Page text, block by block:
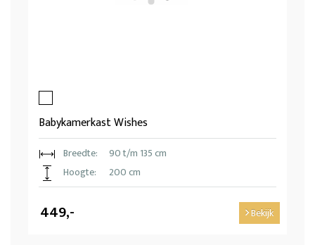
Babykamerkast Wishes
Breedte:
90 t/m 135 cm
Hoogte:
200 cm
449,- Bekijk